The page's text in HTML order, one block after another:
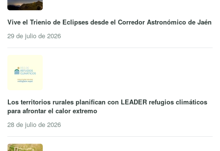
Vive el Trienio de Eclipses desde el Corredor Astronómico de Jaén
29 de julio de 2026
Los territorios rurales planifican con LEADER refugios climáticos
para afrontar el calor extremo
28 de julio de 2026